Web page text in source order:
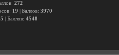
272
19 | Баллов: 3970
| Баллов: 4548